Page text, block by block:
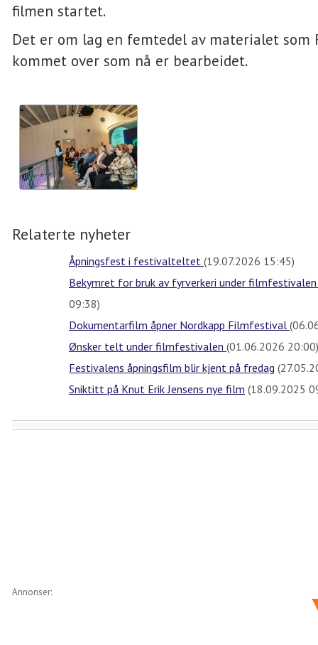
filmen startet.
Det er om lag en femtedel av materialet som
kommet over som nå er bearbeidet.
Relaterte nyheter
Åpningsfest i festivalteltet (19.07.2026 15:45)
Bekymret for bruk av fyrverkeri under
09:38)
Dokumentarfilm åpner Nordkapp Filmfestival
Ønsker telt under filmfestivalen (01.06.2026 20:00)
Festivalens åpningsfilm blir kjent på fredag
Sniktitt på Knut Erik Jensens nye film (18.09.2025
Annonser: